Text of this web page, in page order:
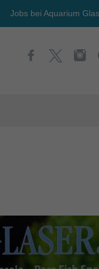
Jobs bei Aquarium